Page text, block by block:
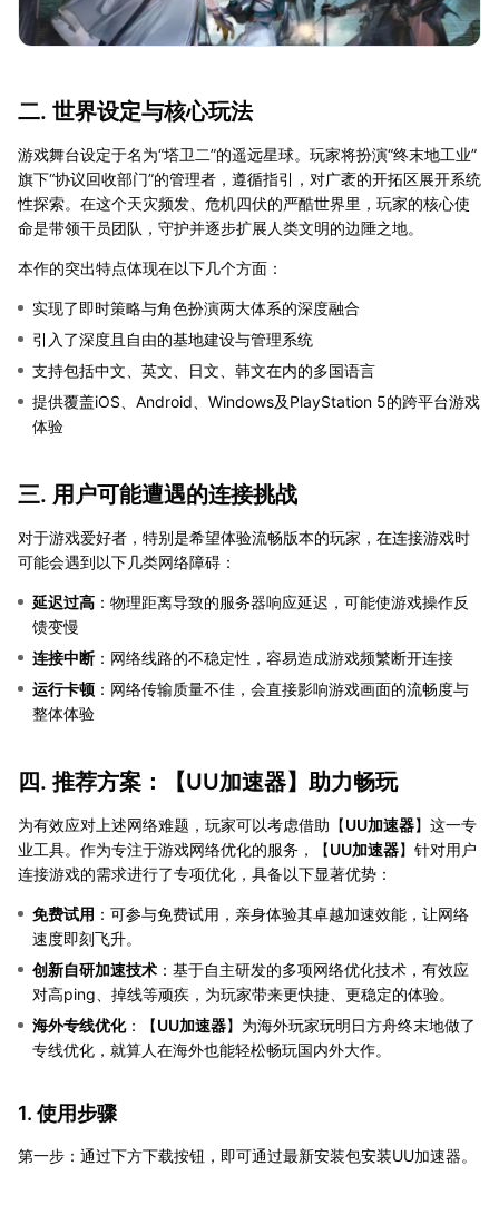
二. 世界设定与核心玩法
游戏舞台设定于名为“塔卫二”的遥远星球。玩家将扮演“终末地工业”
旗下“协议回收部门”的管理者，遵循指引，对广袤的开拓区展开系统
性探索。在这个天灾频发、危机四伏的严酷世界里，玩家的核心使
命是带领干员团队，守护并逐步扩展人类文明的边陲之地。
本作的突出特点体现在以下几个方面：
实现了即时策略与角色扮演两大体系的深度融合
引入了深度且自由的基地建设与管理系统
支持包括中文、英文、日文、韩文在内的多国语言
提供覆盖iOS、Android、Windows及PlayStation 5的跨平台游戏
体验
三. 用户可能遭遇的连接挑战
对于游戏爱好者，特别是希望体验流畅版本的玩家，在连接游戏时
可能会遇到以下几类网络障碍：
延迟过高 ：物理距离导致的服务器响应延迟，可能使游戏操作反
馈变慢
连接中断 ：网络线路的不稳定性，容易造成游戏频繁断开连接
运行卡顿 ：网络传输质量不佳，会直接影响游戏画面的流畅度与
整体体验
四. 推荐方案：【UU加速器】助力畅玩
为有效应对上述网络难题，玩家可以考虑借助【UU加速器】这一专
业工具。作为专注于游戏网络优化的服务，【UU加速器】针对用户
连接游戏的需求进行了专项优化，具备以下显著优势：
免费试用 ：可参与免费试用，亲身体验其卓越加速效能，让网络
速度即刻飞升。
创新自研加速技术 ：基于自主研发的多项网络优化技术，有效应
对高ping、掉线等顽疾，为玩家带来更快捷、更稳定的体验。
海外专线优化：【UU加速器】为海外玩家玩明日方舟终末地做了
专线优化，就算人在海外也能轻松畅玩国内外大作。
1. 使用步骤
第一步：通过下方下载按钮，即可通过最新安装包安装UU加速器。